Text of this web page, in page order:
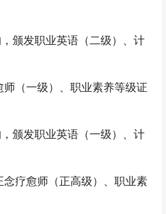
颁发职业英语（二级）、计
师（一级）、职业素养等级证
颁发职业英语（一级）、计
念疗愈师（正高级）、职业素